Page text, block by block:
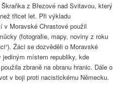
z Březové nad Svitavou, který
třicet let. Při výkladu
v Moravské Chrastové použil
(fotografie, mapy, noviny z roku
Žáci se dozvěděli o Moravské
místem republiky, kde
zbraně na obranu hranic. Dále o
v boji proti nacistickému Německu.